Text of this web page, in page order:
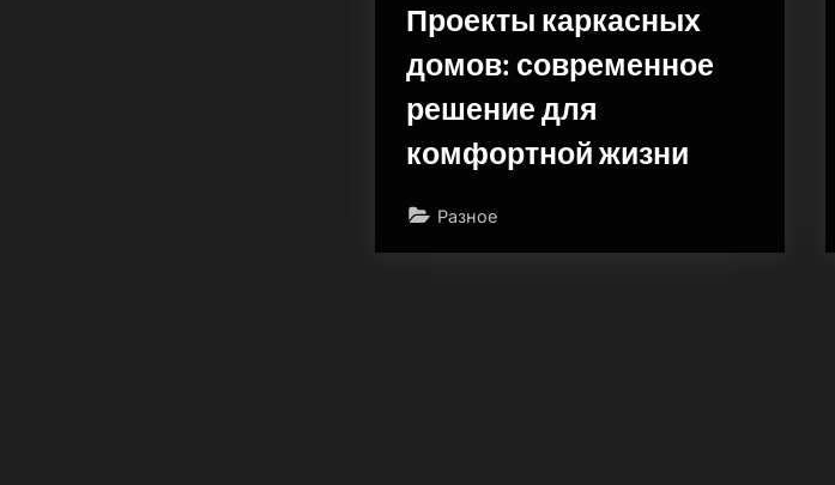
Проекты каркасных
домов: современное
решение для
комфортной жизни
Разное